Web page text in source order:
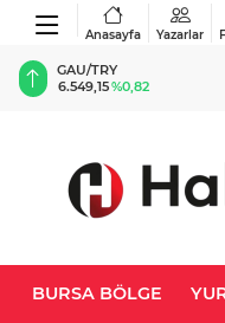
Anasayfa Yazarlar
BIST 100
13.703,13
BURSA BÖLGE